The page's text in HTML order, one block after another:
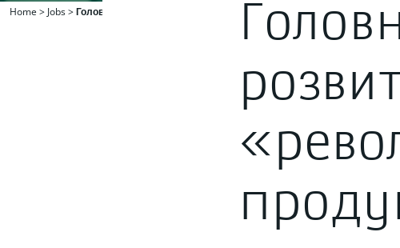
Home > Jobs>Головний фахівець розвитку «револьверного продукту/кредитної